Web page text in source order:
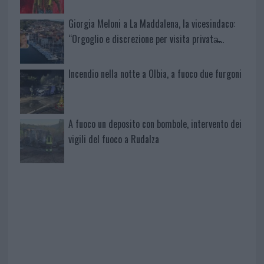
Giorgia Meloni a La Maddalena, la vicesindaco:
“Orgoglio e discrezione per visita privata̶…
Incendio nella notte a Olbia, a fuoco due furgoni
A fuoco un deposito con bombole, intervento dei
vigili del fuoco a Rudalza